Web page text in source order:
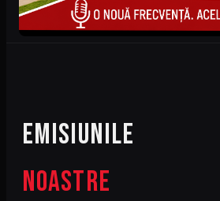
Emisiunile
Noastre